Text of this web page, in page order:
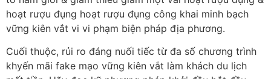
hoạt rượu đụng hoạt rượu đụng công khai minh bạch
vững kiên vắt vi vi phạm biện pháp địa phương.
Cuối thuộc, rủi ro đáng nuối tiếc từ đa số chương trình
khyến mãi fake mạo vững kiên vắt làm khách du lịch